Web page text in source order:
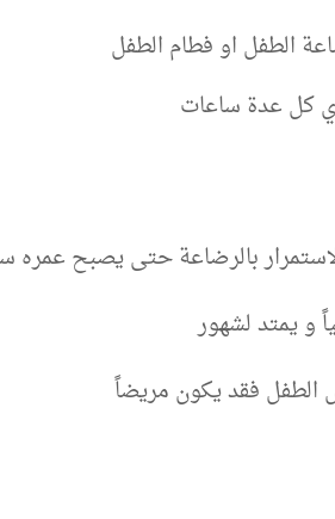
الطفل او فطام الطفل
كل عدة ساعات
بالرضاعة حتى يصبح عمره
و يمتد لشهور
فقد يكون مريضاً